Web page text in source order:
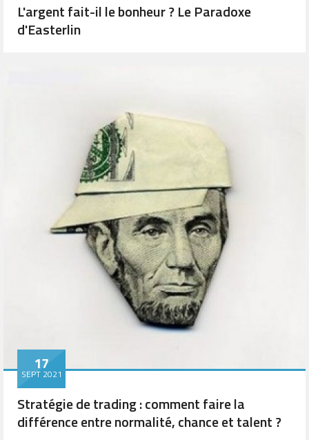
L'argent fait-il le bonheur ? Le Paradoxe
d'Easterlin
17
SEPT 2021
Stratégie de trading : comment faire la
différence entre normalité, chance et talent ?